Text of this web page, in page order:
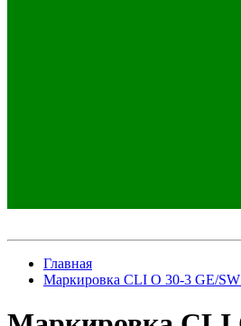
Главная
Маркировка CLI O 30-3 GE/